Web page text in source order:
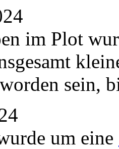
im Plot
sein,
um eine